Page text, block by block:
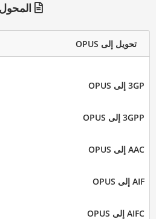
المحول
تحويل إلى OPUS
3GP إلى OPUS
3GPP إلى OPUS
AAC إلى OPUS
AIF إلى OPUS
AIFC إلى OPUS